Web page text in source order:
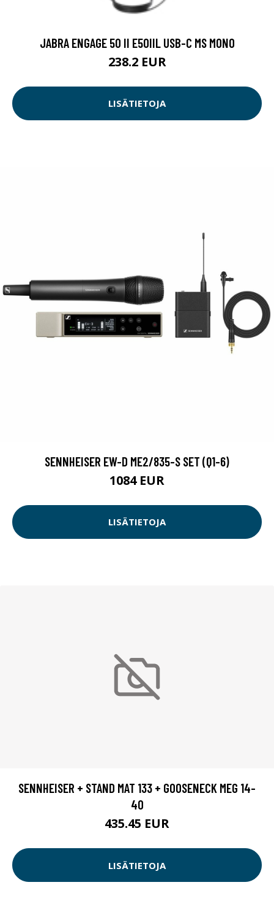
JABRA ENGAGE 50 II E50IIL USB-C MS MONO
238.2 EUR
LISÄTIETOJA
SENNHEISER EW-D ME2/835-S SET (Q1-6)
1084 EUR
LISÄTIETOJA
SENNHEISER + STAND MAT 133 + GOOSENECK MEG 14-
40
435.45 EUR
LISÄTIETOJA